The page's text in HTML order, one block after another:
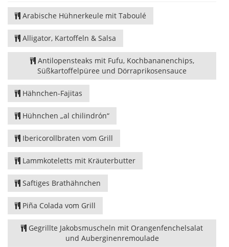
Arabische Hühnerkeule mit Taboulé
Alligator, Kartoffeln & Salsa
Antilopensteaks mit Fufu, Kochbananenchips,
Süßkartoffelpüree und Dörraprikosensauce
Hähnchen-Fajitas
Hühnchen „al chilindrón“
Ibericorollbraten vom Grill
Lammkoteletts mit Kräuterbutter
Saftiges Brathähnchen
Piña Colada vom Grill
Gegrillte Jakobsmuscheln mit Orangenfenchelsalat
und Auberginenremoulade